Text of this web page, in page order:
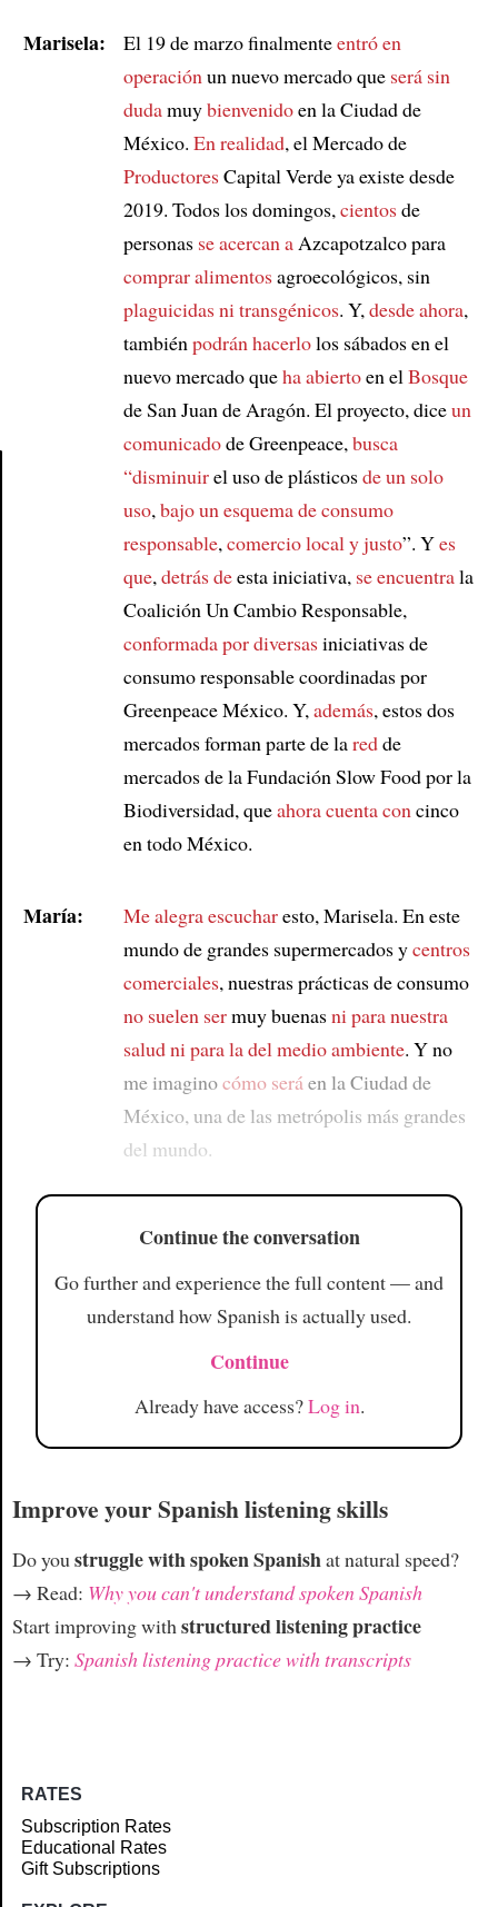
Marisela: El 19 de marzo finalmenteentró en
operación un nuevo mercado que será sin
dudamuybienvenidoen la Ciudad de
México. En realidad, el Mercado de
ProductoresCapital Verde ya existe desde
2019. Todos los domingos, cientosde
personas se acercan aAzcapotzalco para
comprar alimentosagroecológicos, sin
plaguicidas ni transgénicos. Y, desde ahora,
también podrán hacerlolos sábados en el
nuevo mercado queha abiertoen el Bosque
de San Juan de Aragón. El proyecto, diceun
comunicadode Greenpeace, busca
“disminuirel uso de plásticosde un solo
uso, bajo un esquema deconsumo
responsable, comercio local y justo”. Yes
que, detrás deesta iniciativa, se encuentrala
Coalición Un Cambio Responsable,
conformada por diversasiniciativas de
consumo responsable coordinadas por
Greenpeace México. Y, además, estos dos
mercados forman parte de laredde
mercados de la Fundación Slow Food por la
Biodiversidad, queahora cuenta con cinco
en todo México.
María: Me alegra escucharesto, Marisela. En este
mundo de grandes supermercados ycentros
comerciales, nuestras prácticas de consumo
no suelen sermuy buenasni para nuestra
saludni parala del medio ambiente. Y no
me imaginocómo será en la Ciudad de
México, una de las metrópolis más grandes
del mundo.
Continue the conversation
Go further and experience the full content — and
understand how Spanish is actually used.
Continue
Already have access?Log in.
Improve your Spanish listening skills
Do youstruggle with spoken Spanishat natural speed?
→ Read: Why you can't understand spoken Spanish
Start improving withstructured listening practice
→ Try: Spanish listening practice with transcripts
RATES
Subscription Rates
Educational Rates
Gift Subscriptions